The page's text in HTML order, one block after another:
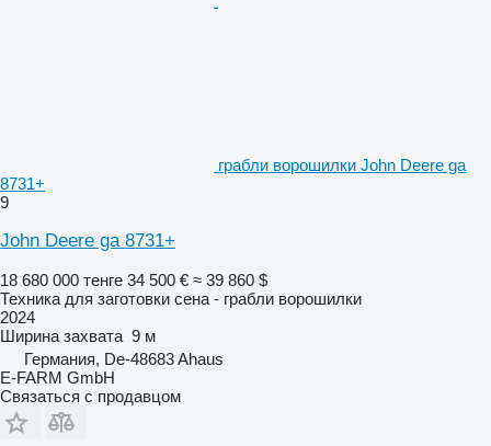
грабли ворошилки John Deere ga
8731+
9
John Deere ga 8731+
18 680 000 тенге 34 500 € ≈ 39 860 $
Техника для заготовки сена - грабли ворошилки
2024
Ширина захвата 9 м
Германия, De-48683 Ahaus
E-FARM GmbH
Связаться с продавцом